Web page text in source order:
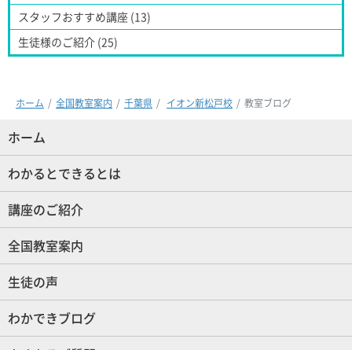
スタッフおすすめ講座 (13)
生徒様のご紹介 (25)
ホーム 全国教室案内 千葉県 イオン新松戸校 教室ブログ
ホーム
わかるとできるとは
講座のご紹介
全国教室案内
生徒の声
わかできブログ